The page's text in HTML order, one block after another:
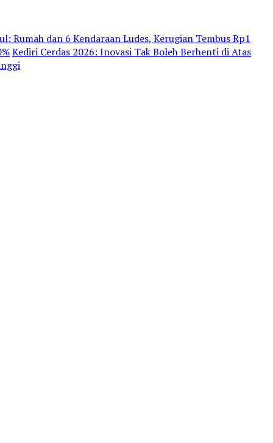
Rumah dan 6 Kendaraan Ludes, Kerugian Tembus Rp1
Kediri Cerdas 2026: Inovasi Tak Boleh Berhenti di Atas